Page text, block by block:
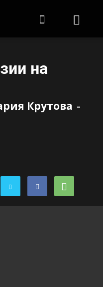
на
Крутова -